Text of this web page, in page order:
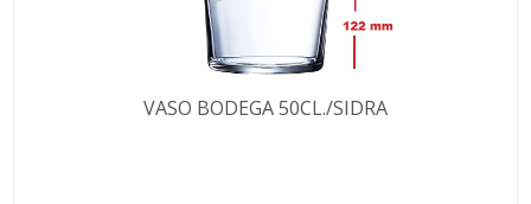
VASO BODEGA 50CL./SIDRA